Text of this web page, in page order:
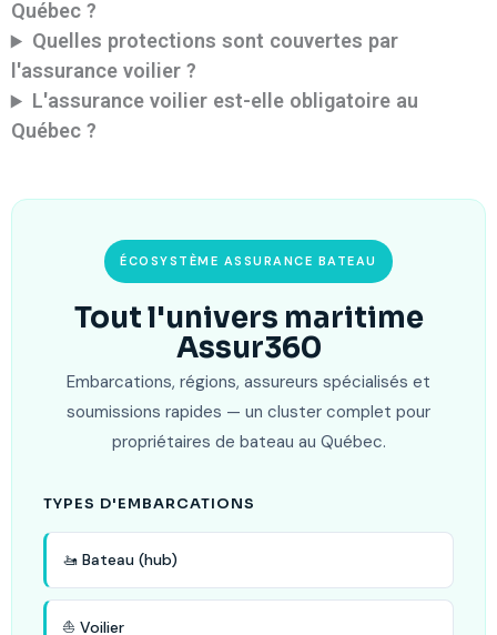
Québec ?
Quelles protections sont couvertes par
l'assurance voilier ?
L'assurance voilier est-elle obligatoire au
Québec ?
ÉCOSYSTÈME ASSURANCE BATEAU
Tout l'univers maritime
Assur360
Embarcations, régions, assureurs spécialisés et
soumissions rapides — un cluster complet pour
propriétaires de bateau au Québec.
TYPES D'EMBARCATIONS
🚤 Bateau (hub)
⛵ Voilier